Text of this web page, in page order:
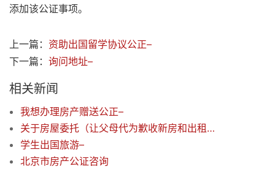
添加该公证事项。
上一篇： 资助出国留学协议公正–
下一篇： 询问地址–
相关新闻
我想办理房产赠送公正–
关于房屋委托（让父母代为歉收新房和出租事宜）–
学生出国旅游–
北京市房产公证咨询